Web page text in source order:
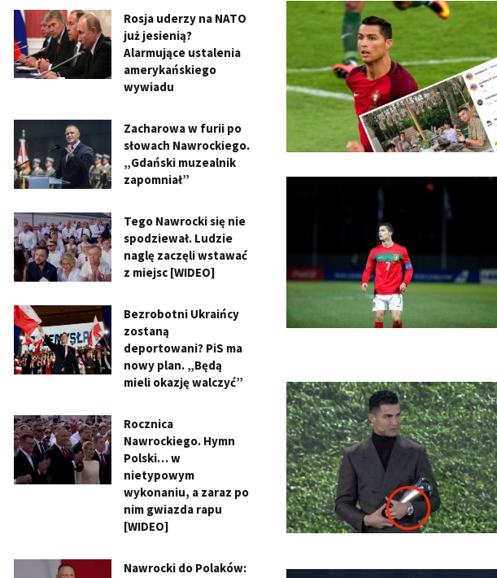
Rosja uderzy na NATO
już jesienią?
Alarmujące ustalenia
amerykańskiego
wywiadu
Zacharowa w furii po
słowach Nawrockiego.
„Gdański muzealnik
zapomniał”
Tego Nawrocki się nie
spodziewał. Ludzie
naglę zaczęli wstawać
z miejsc [WIDEO]
Bezrobotni Ukraińcy
zostaną
deportowani? PiS ma
nowy plan. „Będą
mieli okazję walczyć”
Rocznica
Nawrockiego. Hymn
Polski… w
nietypowym
wykonaniu, a zaraz po
nim gwiazda rapu
[WIDEO]
Nawrocki do Polaków: